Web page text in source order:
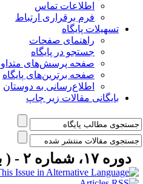
اطلاعات تماس
فرم برقراری ارتباط
تسهیلات پایگاه
راهنمای صفحات
جستجو در پایگاه
صفحه پرسش‌های متداول
صفحه برترین‌های پایگاه
اطلاع‌رسانی به دوستان
بایگانی مقالات زیر چاپ
دوره ۱۷، شماره ۲ - ( بهار و تابستان ۱۴۰۱ )